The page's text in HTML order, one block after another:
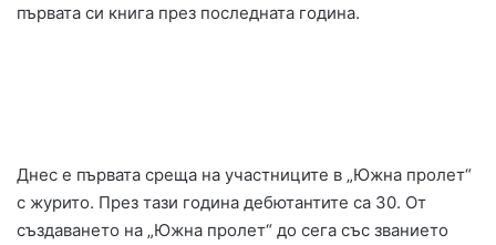
първата си книга през последната година.
Днес е първата среща на участниците в „Южна пролет“
с журито. През тази година дебютантите са 30. От
създаването на „Южна пролет“ до сега със званието